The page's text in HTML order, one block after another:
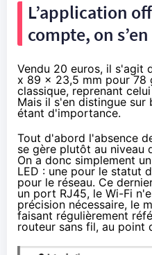
L’application
compte, on
Vendu 20 euros, il s'agit
x 89 x 23,5 mm pour 78
classique, reprenant
Mais il s'en distingue
étant d'importance.
Tout d'abord l'absence
se gère plutôt au niveau
On a donc simplement
LED : une pour le statut
pour le réseau. Ce
un port RJ45, le Wi-Fi
précision nécessaire, le
faisant régulièrement
routeur sans fil, au point